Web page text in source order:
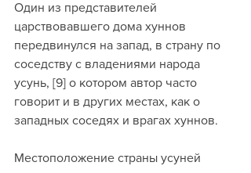
Один из представителей
царствовавшего дома хуннов
передвинулся на запад, в страну по
соседству с владениями народа
усунь, [9] о котором автор часто
говорит и в других местах, как о
западных соседях и врагах хуннов.
Местоположение страны усуней